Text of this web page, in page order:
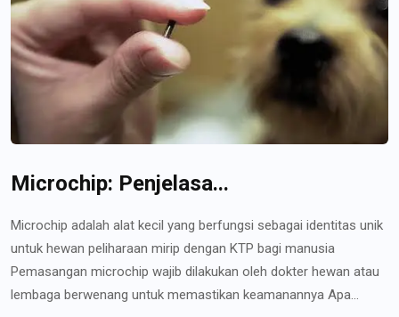
Microchip: Penjelasa...
Microchip adalah alat kecil yang berfungsi sebagai identitas unik
untuk hewan peliharaan mirip dengan KTP bagi manusia
Pemasangan microchip wajib dilakukan oleh dokter hewan atau
lembaga berwenang untuk memastikan keamanannya Apa...